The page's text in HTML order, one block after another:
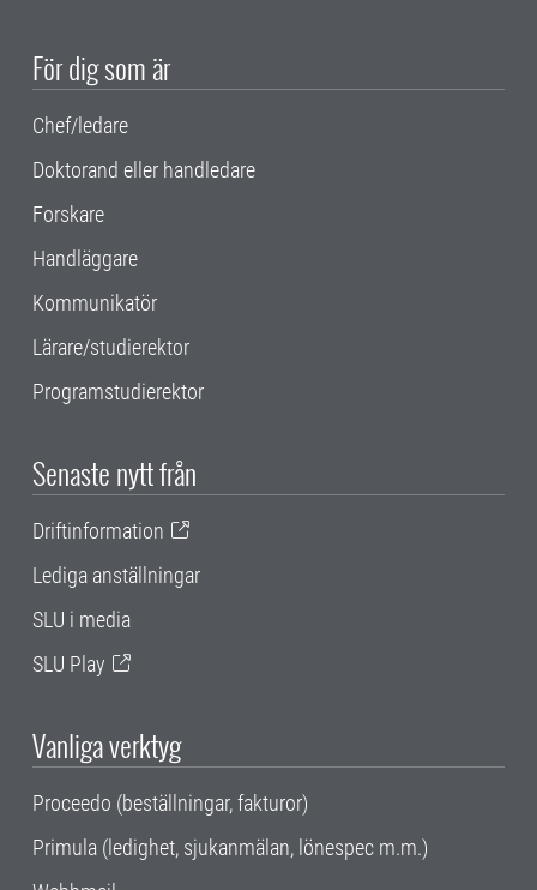
För dig som är
Chef/ledare
Doktorand eller handledare
Forskare
Handläggare
Kommunikatör
Lärare/studierektor
Programstudierektor
Senaste nytt från
Driftinformation
Lediga anställningar
SLU i media
SLU Play
Vanliga verktyg
Proceedo (beställningar, fakturor)
Primula (ledighet, sjukanmälan, lönespec m.m.)